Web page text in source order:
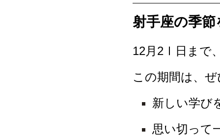
射手座の季
12月2Ⅰ日まで
この期間は、
新しい学び
思い切って